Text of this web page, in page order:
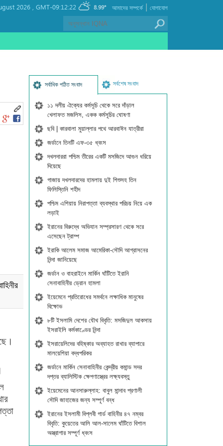
2026 , GMT-09:12:22 8.99° যোগাযোগ
|
আমাদের সম্পর্কে
সর্বাধিক পঠিত সংবাদ সর্বশেষ সংবাদ
১১ দলীয় ঐক্যের কর্মসূচি থেকে সরে দাঁড়াল
খেলাফত মজলিস, একক কর্মসূচির ঘোষণা
ছবি | কারবালা মুয়াল্লার পথে আরবাঈন যাত্রীরা
জর্ডানে তিনটি এফ-৩৫ ধ্বংস
দখলদাররা পশ্চিম তীরের একটি মসজিদে আগুন ধরিয়ে
দিয়েছে
গাজায় দখলদারদের হামলায় দুই শিশুসহ তিন
ফিলিস্তিনি শহীদ
পশ্চিম এশিয়ায় নিরাপত্তা ব্যবস্থার পরিচয় নিয়ে এক
লড়াই
ইরানের বিরুদ্ধে অভিযান সম্প্রসারণ থেকে সরে
এসেছেন ট্রাম্প
ইরাকি আলেম সমাজ আমেরিকা-সৌদি আগ্রাসনের
নিন্দা জানিয়েছে
জর্ডান ও বাহরাইনে মার্কিন ঘাঁটিতে ইরানি
সেনাবাহিনীর ড্রোন হামলা
ইয়েমেনে প্রতিরোধের সমর্থনে লক্ষাধিক মানুষের
বিক্ষোভ
৮টি ইসলামি দেশের যৌথ বিবৃতি: মসজিদুল আকসায়
ইসরাইলি কর্মকাণ্ডের নিন্দা
ইসরায়েলিদের বহিষ্কার অব্যাহত রাখার ব্যাপারে
মালয়েশিয়া বদ্ধপরিকর
জর্ডানে মার্কিন সেনাবাহিনীর কেন্দ্রীয় কমান্ড সদর
দপ্তর ব্যালিস্টিক ক্ষেপণাস্ত্রের লক্ষ্যবস্তু
ইয়েমেনের আনসারুল্লাহ: বাবুল মান্দাব প্রণালী
সৌদি জাহাজের জন্য সম্পূর্ণ বন্ধ
ইরানের ইসলামী বিপ্লবী গার্ড বাহিনীর ৪৭ নম্বর
বিবৃতি: কুয়েতের আলি আল-সালেম ঘাঁটিতে বিশাল
অস্ত্রাগার সম্পূর্ণ ধ্বংস